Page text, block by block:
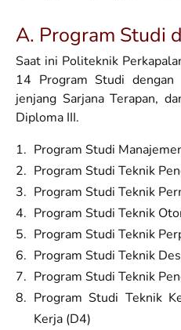
A. Program Studi
Saat ini Politeknik
14 Program Studi
jenjang Sarjana Terapan,
Diploma III.
Program Studi
Program Studi Teknik
Program Studi Teknik
Program Studi Teknik
Program Studi Teknik
Program Studi Teknik
Program Studi Teknik
Program Studi Teknik
Kerja (D4)